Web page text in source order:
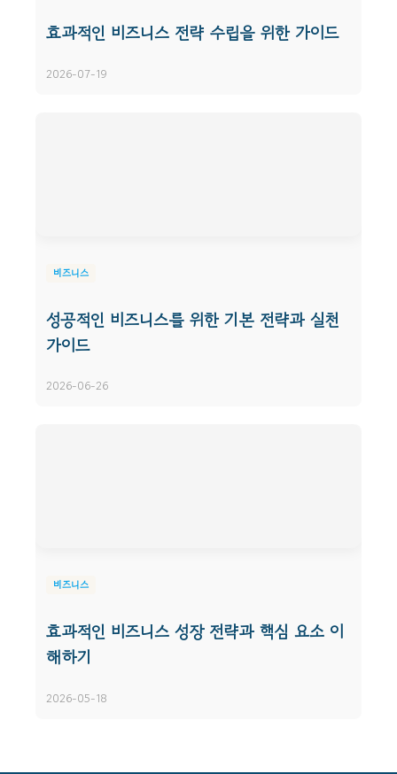
효과적인 비즈니스 전략 수립을 위한 가이드
2026-07-19
비즈니스
성공적인 비즈니스를 위한 기본 전략과 실천
가이드
2026-06-26
비즈니스
효과적인 비즈니스 성장 전략과 핵심 요소 이
해하기
2026-05-18